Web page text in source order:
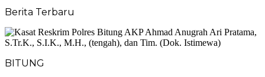
Berita Terbaru
BITUNG